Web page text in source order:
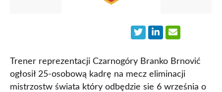
Trener reprezentacji Czarnogóry Branko Brnović
ogłosił 25-osobową kadrę na mecz eliminacji
mistrzostw świata który odbędzie sie 6 września o